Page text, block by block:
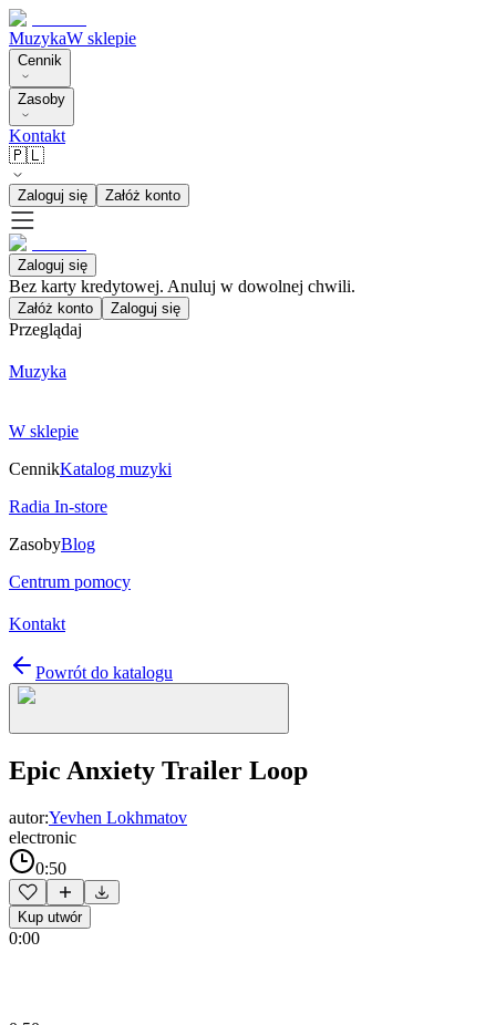
MuzykaW sklepie
Cennik
Zasoby
Kontakt
🇵🇱
Zaloguj się Załóż konto
Zaloguj się
Bez karty kredytowej. Anuluj w dowolnej chwili.
Załóż konto Zaloguj się
Przeglądaj
Muzyka
W sklepie
CennikKatalog muzyki
Radia In-store
ZasobyBlog
Centrum pomocy
Kontakt
Powrót do katalogu
Epic Anxiety Trailer Loop
autor:Yevhen Lokhmatov
electronic
0:50
Kup utwór
0:00